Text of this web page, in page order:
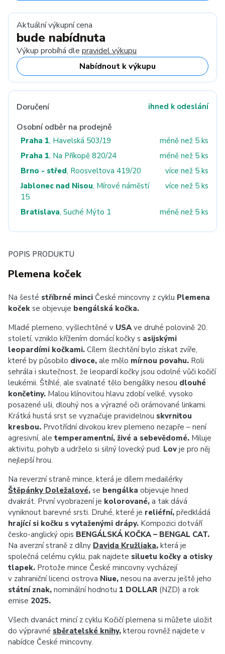
Aktuální výkupní cena
bude nabídnuta
Výkup probíhá dle pravidel výkupu
Nabídnout k výkupu
Doručení ihned k odeslání
Osobní odběr na prodejně
Praha 1, Havelská 503/19
méně než 5 ks
Praha 1, Na Příkopě 820/24
méně než 5 ks
Brno - střed, Roosveltova 419/20
více než 5 ks
Jablonec nad Nisou, Mírové náměstí
15
více než 5 ks
Bratislava, Suché Mýto 1 méně než 5 ks
POPIS PRODUKTU
Plemena koček
Na šesté stříbrné minci České mincovny z cyklu Plemena
koček se objevuje bengálská kočka.
Mladé plemeno, vyšlechtěné v USAve druhé polovině 20.
století, vzniklo křížením domácí kočky s asijskými
leopardími kočkami. Cílem šlechtění bylo získat zvíře,
které by působilo divoce, ale mělo mírnou povahu. Roli
sehrála i skutečnost, že leopardí kočky jsou odolné vůči kočičí
leukémii. Štíhlé, ale svalnaté tělo bengálky nesou dlouhé
končetiny. Malou klínovitou hlavu zdobí velké, vysoko
posazené uši, dlouhý nos a výrazné oči orámované linkami.
Krátká hustá srst se vyznačuje pravidelnou skvrnitou
kresbou. Prvotřídní divokou krev plemeno nezapře – není
agresivní, ale temperamentní, živé a sebevědomé. Miluje
aktivitu, pohyb a udrželo si silný lovecký pud. Lov je pro něj
nejlepší hrou.
Na reverzní straně mince, která je dílem medailérky
Štěpánky Doležalové, se bengálka objevuje hned
dvakrát. První vyobrazení je kolorované, a tak dává
vyniknout barevné srsti. Druhé, které je reliéfní, předkládá
hrající si kočku s vytaženými drápy. Kompozici dotváří
česko-anglický opis BENGÁLSKÁ KOČKA – BENGAL CAT.
Na averzní straně z dílny Davida Kružliaka, která je
společná celému cyklu, pak najdete siluetu kočky a otisky
tlapek. Protože mince České mincovny vycházejí
v zahraniční licenci ostrova Niue, nesou na averzu ještě jeho
státní znak, nominální hodnotu 1 DOLLAR (NZD) a rok
emise 2025.
Všech dvanáct mincí z cyklu Kočičí plemena si můžete uložit
do výpravné sběratelské knihy, kterou rovněž najdete v
nabídce České mincovny.